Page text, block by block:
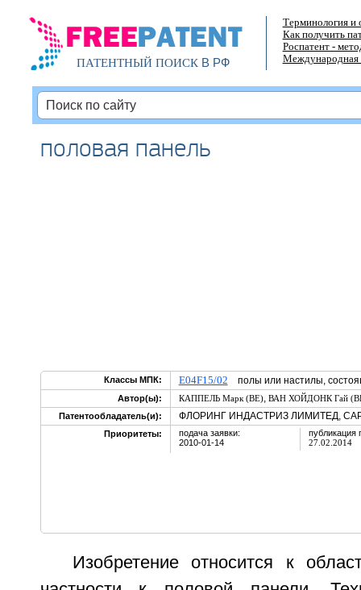
ПАТЕНТНЫЙ ПОИСКВ РФ
Терминология и
Как получить
Роспатент -
Международная
половая панель
Классы МПК: E04F15/02 полы или настилы,
Автор(ы): КАППЕЛЬ Марк (BE), ВАН ХОЙДОНК Гай
Патентообладатель(и):
ФЛОРИНГ ИНДАСТРИЗ ЛИМИТЕД,
Приоритеты:
подача заявки:
2010-01-14
публикация
27.02.2014
Изобретение относится к